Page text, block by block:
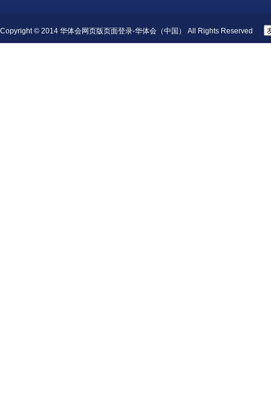
Copyright © 2014 华体会网页版页面登录-华体会（中国） All Rights Reserved